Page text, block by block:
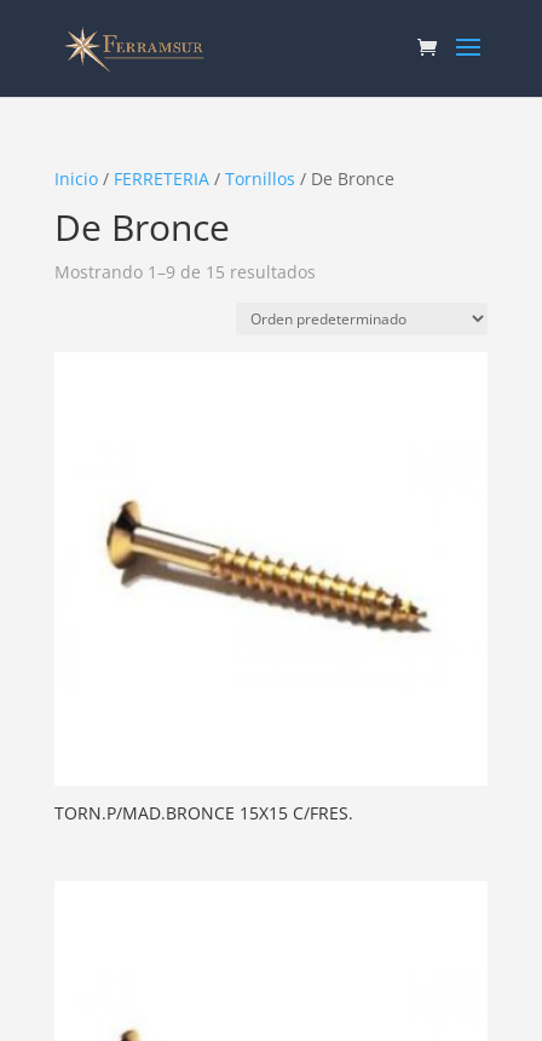
Inicio/ FERRETERIA/ Tornillos / De Bronce
De Bronce
Mostrando 1–9 de 15 resultados
TORN.P/MAD.BRONCE 15X15 C/FRES.